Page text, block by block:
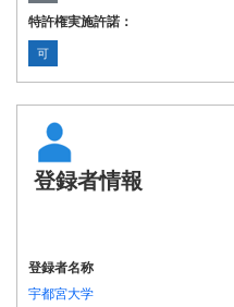
特許権実施許諾：
可
登録者情報
登録者名称
宇都宮大学